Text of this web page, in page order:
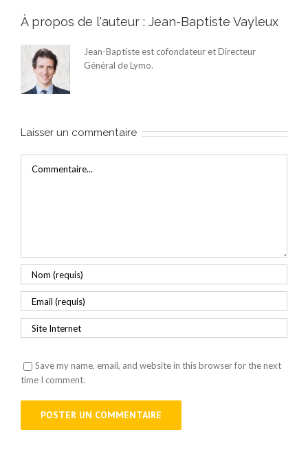
À propos de l'auteur : Jean-Baptiste Vayleux
Jean-Baptiste est cofondateur et Directeur
Général de Lymo.
Laisser un commentaire
Save my name, email, and website in this browser for the next
time I comment.